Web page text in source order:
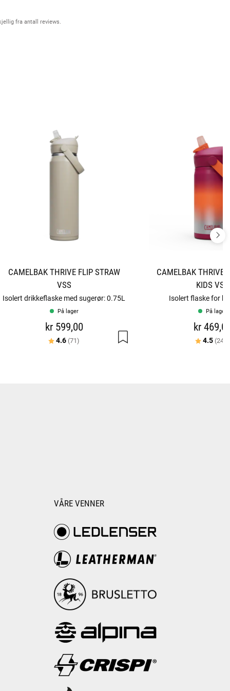
fra antall reviews.
CAMELBAK THRIVE FLIP STRAW
VSS
Isolert drikkeflaske med sugerør: 0.75L
På lager
kr 599,00
Karakter:
4.6 (71)
CAMELBAK THRIVE
KIDS VSS
Isolert flaske for
På lager
kr
Karakter:
4.5 (241)
VÅRE VENNER